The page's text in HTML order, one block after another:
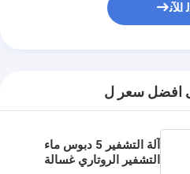
ﺍﻶﻧ
افضل سعر ل
آلة التشفير 5 دبوس ماء
التشفير الروتاري غسالة